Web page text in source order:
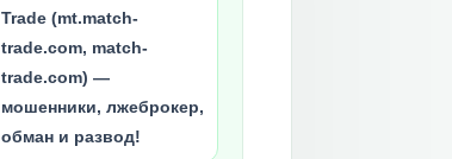
Trade (mt.match-
trade.com, match-
trade.com) —
мошенники, лжеброкер,
обман и развод!